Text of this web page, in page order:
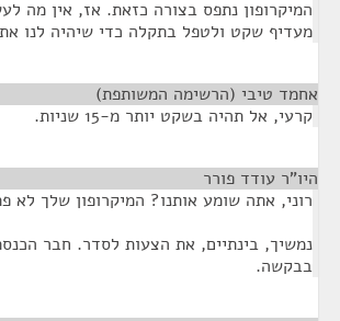
המיקרופון נתפס בצורה כזאת. אז, אין מה
מעדיף שקט ולטפל בתקלה כדי שיהיה לנו
אחמד טיבי (הרשימה המשותפת)
קרעי, אל תהיה בשקט יותר מ-15 שניות.
היו"ר עודד פורר
רוני, אתה שומע אותנו? המיקרופון שלך לא
נמשיך, בינתיים, את הצעות לסדר. חבר
בבקשה.